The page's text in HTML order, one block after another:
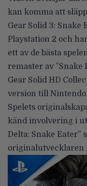
kan komma att
Gear Solid 3: Snake
Playstation 2 och
ett av de bästa
remaster av ”Snake
Gear Solid HD
version till Nintendo
Spelets
känd involvering i
Delta: Snake Eater”
originalutvecklaren